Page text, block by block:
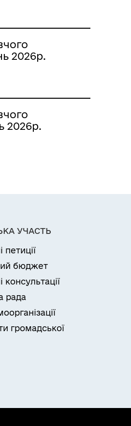
2026р.
2026р.
УЧАСТЬ
петиції
бюджет
консультації
рада
громадської